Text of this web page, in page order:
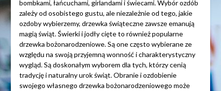
bombkami, łańcuchami, girlandami i świecami. Wybór ozdób
zależy od osobistego gustu, ale niezależnie od tego, jakie
ozdoby wybierzemy, drzewka świąteczne zawsze emanują
magią świąt. Świerki i jodły cięte to również popularne
drzewka bożonarodzeniowe. Są one często wybierane ze
względu na swoją przyjemną wonność i charakterystyczny
wygląd. Są doskonałym wyborem dla tych, którzy cenią
tradycję i naturalny urok świąt. Obranie i ozdobienie
swojego własnego drzewka bożonarodzeniowego może